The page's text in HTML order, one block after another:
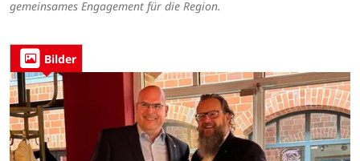
gemeinsames Engagement für die Region.
Bilder